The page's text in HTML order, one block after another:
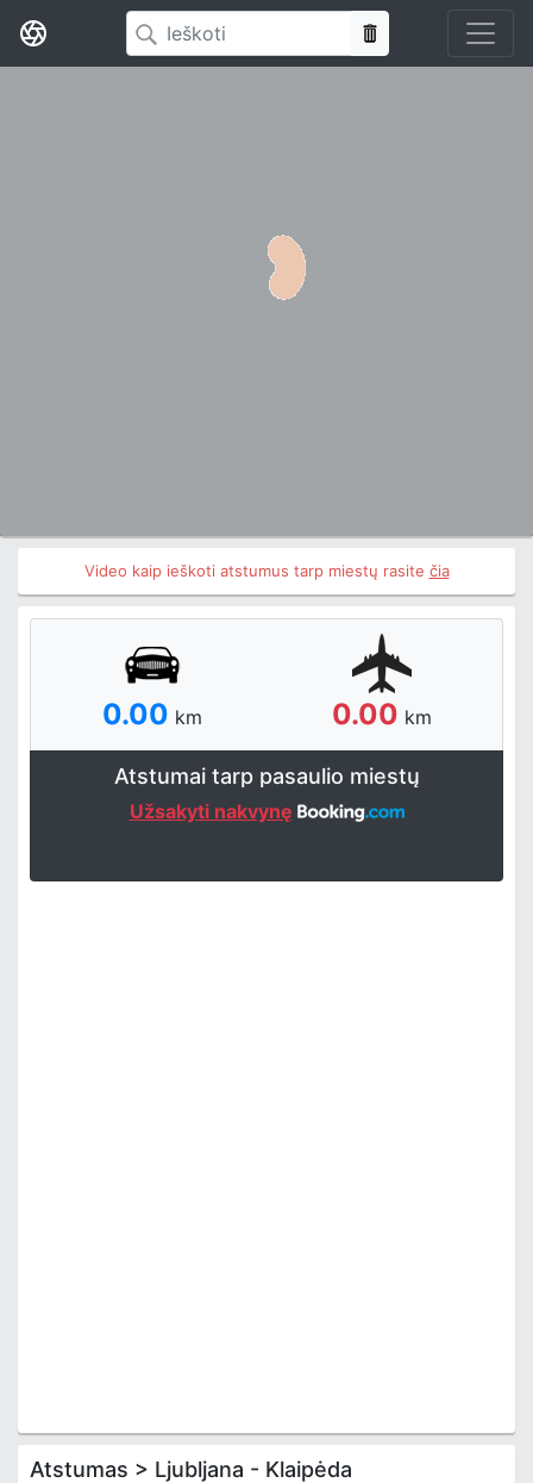
Video kaip ieškoti atstumus tarp miestų rasite čia
0.00 km 0.00 km
Atstumai tarp pasaulio miestų
Užsakyti nakvynę
Atstumas > Ljubljana - Klaipėda